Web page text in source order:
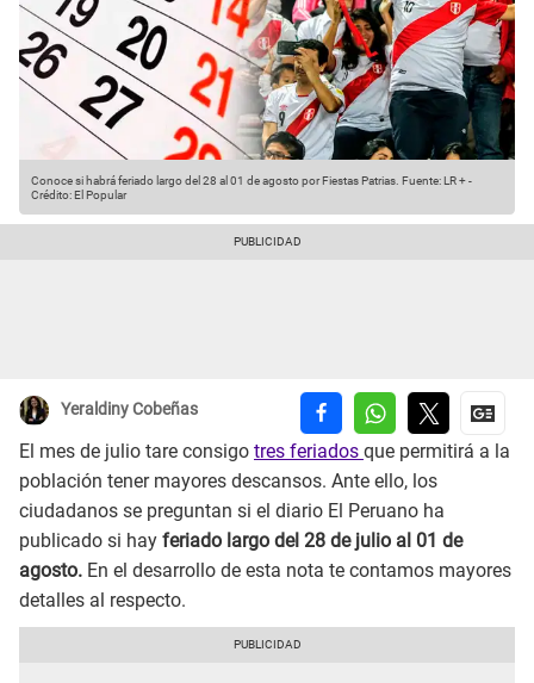
Conoce si habrá feriado largo del 28 al 01 de agosto por Fiestas Patrias. Fuente: LR +-
Crédito: El Popular
Yeraldiny Cobeñas
El mes de julio tare consigo tres feriados que permitirá a la
población tener mayores descansos. Ante ello, los
ciudadanos se preguntan si el diario El Peruano ha
publicado si hay feriado largo del 28 de julio al 01 de
agosto. En el desarrollo de esta nota te contamos mayores
detalles al respecto.